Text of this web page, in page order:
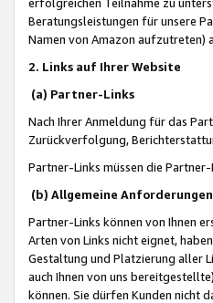
Beratungsleistungen für unsere
Namen von Amazon aufzutreten)
2. Links auf Ihrer Website
(a) Partner-Links
Nach Ihrer Anmeldung für das
Zurückverfolgung,
Partner-Links müssen die
(b) Allgemeine
Partner-Links können von Ihnen
Arten von Links nicht eignet,
Gestaltung und Platzierung aller
auch Ihnen von uns
können. Sie dürfen Kunden nicht